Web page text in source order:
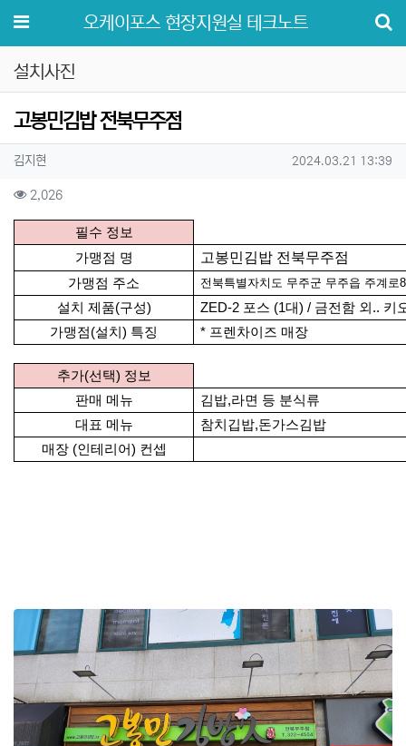
메뉴 오케이포스 현장지원실 테크노트
설치사진
고봉민김밥 전북무주점
작성자 정보
김지현 작성일
2024.03.21 13:39
컨텐츠 정보
2,026조회
필수 정보
가맹점 명
고봉민김밥 전북무주점
가맹점 주소 전북특별자치도 무주군 무주읍 주계로
설치 제품(구성)
ZED-2 포스 (1대) / 금전함 외.. 키
가맹점(설치) 특징
* 프렌차이즈 매장
추가(선택) 정보
판매 메뉴
김밥,라면 등 분식류
대표 메뉴
참치깁밥,돈가스김밥
매장 (인테리어) 컨셉